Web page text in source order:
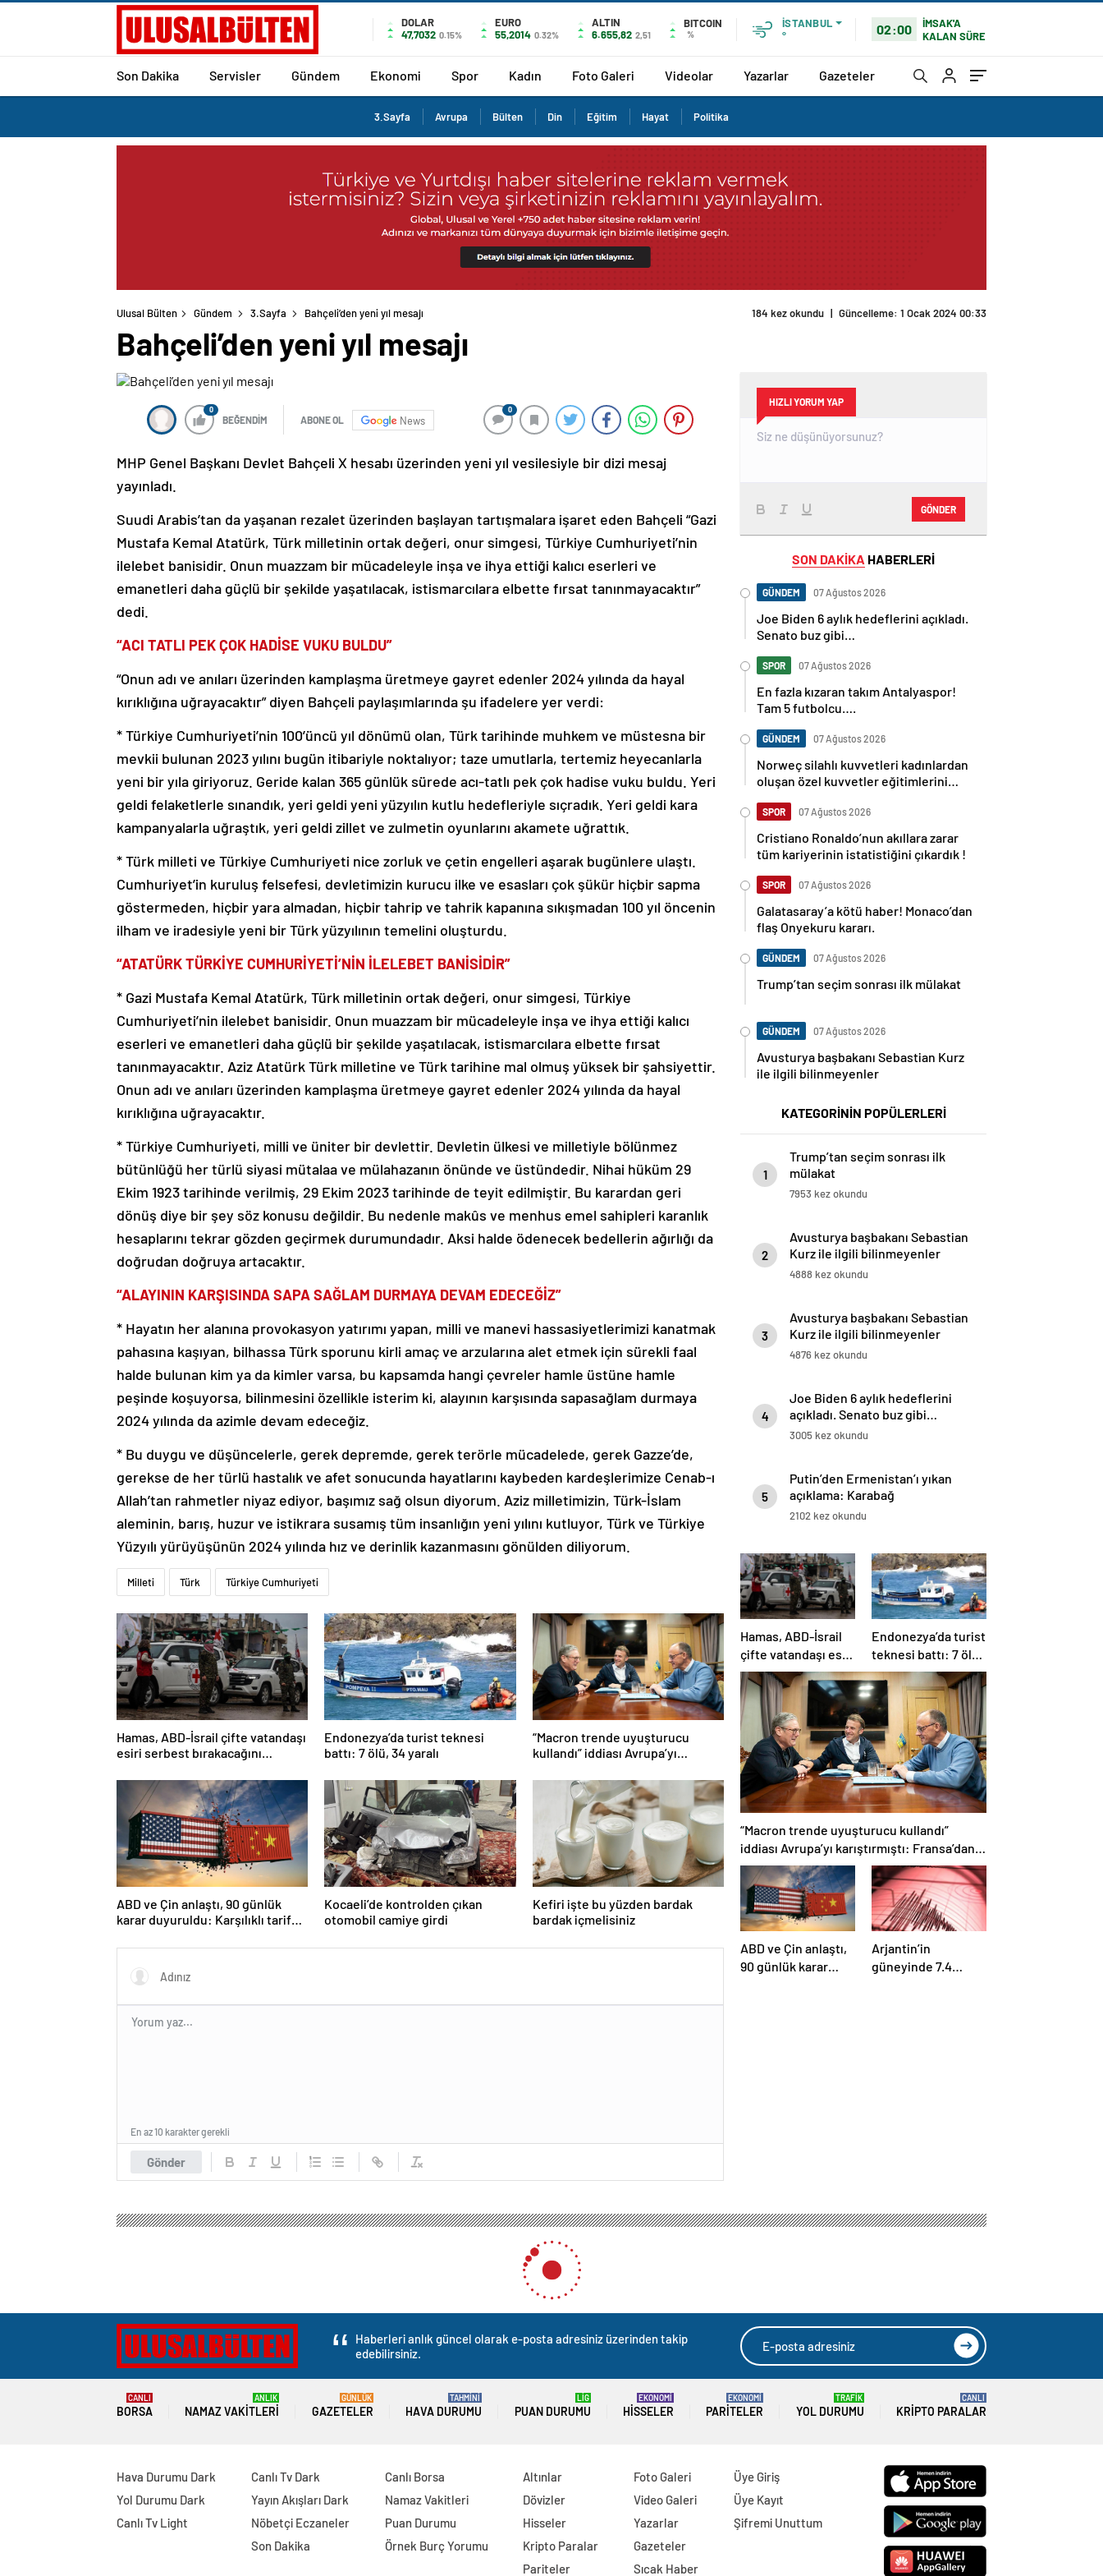
DOLAR
47,7032 0.15%
EURO
55,2014 0.32%
ALTIN
6.655,82 2,51
BITCOIN
%
İSTANBUL
°
02:00
İMSAK'A
KALAN SÜRE
Son Dakika Servisler Gündem Ekonomi Spor Kadın Foto Galeri Videolar Yazarlar Gazeteler
3.Sayfa Avrupa Bülten Din Eğitim Hayat Politika
Ulusal Bülten Gündem 3.Sayfa Bahçeli’den yeni yıl mesajı 184 kez okundu | Güncelleme: 1 Ocak 2024 00:33
Bahçeli’den yeni yıl mesajı
0
BEĞENDİM ABONE OL News
0
MHP Genel Başkanı Devlet Bahçeli X hesabı üzerinden yeni yıl vesilesiyle bir dizi mesaj
yayınladı.
Suudi Arabis’tan da yaşanan rezalet üzerinden başlayan tartışmalara işaret eden Bahçeli “Gazi
Mustafa Kemal Atatürk, Türk milletinin ortak değeri, onur simgesi, Türkiye Cumhuriyeti’nin
ilelebet banisidir. Onun muazzam bir mücadeleyle inşa ve ihya ettiği kalıcı eserleri ve
emanetleri daha güçlü bir şekilde yaşatılacak, istismarcılara elbette fırsat tanınmayacaktır”
dedi.
“ACI TATLI PEK ÇOK HADİSE VUKU BULDU”
“Onun adı ve anıları üzerinden kamplaşma üretmeye gayret edenler 2024 yılında da hayal
kırıklığına uğrayacaktır” diyen Bahçeli paylaşımlarında şu ifadelere yer verdi:
* Türkiye Cumhuriyeti’nin 100’üncü yıl dönümü olan, Türk tarihinde muhkem ve müstesna bir
mevkii bulunan 2023 yılını bugün itibariyle noktalıyor; taze umutlarla, tertemiz heyecanlarla
yeni bir yıla giriyoruz. Geride kalan 365 günlük sürede acı-tatlı pek çok hadise vuku buldu. Yeri
geldi felaketlerle sınandık, yeri geldi yeni yüzyılın kutlu hedefleriyle sıçradık. Yeri geldi kara
kampanyalarla uğraştık, yeri geldi zillet ve zulmetin oyunlarını akamete uğrattık.
* Türk milleti ve Türkiye Cumhuriyeti nice zorluk ve çetin engelleri aşarak bugünlere ulaştı.
Cumhuriyet’in kuruluş felsefesi, devletimizin kurucu ilke ve esasları çok şükür hiçbir sapma
göstermeden, hiçbir yara almadan, hiçbir tahrip ve tahrik kapanına sıkışmadan 100 yıl öncenin
ilham ve iradesiyle yeni bir Türk yüzyılının temelini oluşturdu.
“ATATÜRK TÜRKİYE CUMHURİYETİ’NİN İLELEBET BANİSİDİR”
* Gazi Mustafa Kemal Atatürk, Türk milletinin ortak değeri, onur simgesi, Türkiye
Cumhuriyeti’nin ilelebet banisidir. Onun muazzam bir mücadeleyle inşa ve ihya ettiği kalıcı
eserleri ve emanetleri daha güçlü bir şekilde yaşatılacak, istismarcılara elbette fırsat
tanınmayacaktır. Aziz Atatürk Türk milletine ve Türk tarihine mal olmuş yüksek bir şahsiyettir.
Onun adı ve anıları üzerinden kamplaşma üretmeye gayret edenler 2024 yılında da hayal
kırıklığına uğrayacaktır.
* Türkiye Cumhuriyeti, milli ve üniter bir devlettir. Devletin ülkesi ve milletiyle bölünmez
bütünlüğü her türlü siyasi mütalaa ve mülahazanın önünde ve üstündedir. Nihai hüküm 29
Ekim 1923 tarihinde verilmiş, 29 Ekim 2023 tarihinde de teyit edilmiştir. Bu karardan geri
dönüş diye bir şey söz konusu değildir. Bu nedenle makûs ve menhus emel sahipleri karanlık
hesaplarını tekrar gözden geçirmek durumundadır. Aksi halde ödenecek bedellerin ağırlığı da
doğrudan doğruya artacaktır.
“ALAYININ KARŞISINDA SAPA SAĞLAM DURMAYA DEVAM EDECEĞİZ”
* Hayatın her alanına provokasyon yatırımı yapan, milli ve manevi hassasiyetlerimizi kanatmak
pahasına kaşıyan, bilhassa Türk sporunu kirli amaç ve arzularına alet etmek için sürekli faal
halde bulunan kim ya da kimler varsa, bu kapsamda hangi çevreler hamle üstüne hamle
peşinde koşuyorsa, bilinmesini özellikle isterim ki, alayının karşısında sapasağlam durmaya
2024 yılında da azimle devam edeceğiz.
* Bu duygu ve düşüncelerle, gerek depremde, gerek terörle mücadelede, gerek Gazze’de,
gerekse de her türlü hastalık ve afet sonucunda hayatlarını kaybeden kardeşlerimize Cenab-ı
Allah’tan rahmetler niyaz ediyor, başımız sağ olsun diyorum. Aziz milletimizin, Türk-İslam
aleminin, barış, huzur ve istikrara susamış tüm insanlığın yeni yılını kutluyor, Türk ve Türkiye
Yüzyılı yürüyüşünün 2024 yılında hız ve derinlik kazanmasını gönülden diliyorum.
Milleti Türk Türkiye Cumhuriyeti
Hamas, ABD-İsrail çifte vatandaşı
esiri serbest bırakacağını
Endonezya’da turist teknesi
battı: 7 ölü, 34 yaralı
“Macron trende uyuşturucu
kullandı” iddiası Avrupa’yı
“peçeteli” yalanlama geldi!
ABD ve Çin anlaştı, 90 günlük
karar duyuruldu: Karşılıklı tarife
Kocaeli’de kontrolden çıkan
otomobil camiye girdi
Kefiri işte bu yüzden bardak
bardak içmelisiniz
Gönder
En az 10 karakter gerekli
HIZLI YORUM YAP
GÖNDER
SON DAKİKA HABERLERİ
GÜNDEM 07 Ağustos 2026
Joe Biden 6 aylık hedeflerini açıkladı.
Senato buz gibi…
SPOR 07 Ağustos 2026
En fazla kızaran takım Antalyaspor!
Tam 5 futbolcu….
GÜNDEM 07 Ağustos 2026
Norweç silahlı kuvvetleri kadınlardan
oluşan özel kuvvetler eğitimlerini
SPOR 07 Ağustos 2026
Cristiano Ronaldo’nun akıllara zarar
tüm kariyerinin istatistiğini çıkardık !
SPOR 07 Ağustos 2026
Galatasaray’a kötü haber! Monaco’dan
flaş Onyekuru kararı.
GÜNDEM 07 Ağustos 2026
Trump’tan seçim sonrası ilk mülakat
GÜNDEM 07 Ağustos 2026
Avusturya başbakanı Sebastian Kurz
ile ilgili bilinmeyenler
KATEGORİNİN POPÜLERLERİ
1
Trump’tan seçim sonrası ilk
mülakat
7953 kez okundu
2
Avusturya başbakanı Sebastian
Kurz ile ilgili bilinmeyenler
4888 kez okundu
3
Avusturya başbakanı Sebastian
Kurz ile ilgili bilinmeyenler
4876 kez okundu
4
Joe Biden 6 aylık hedeflerini
açıkladı. Senato buz gibi…
3005 kez okundu
5
Putin’den Ermenistan’ı yıkan
açıklama: Karabağ
Azerbaycan’ın ayrılmaz bir
2102 kez okundu
Hamas, ABD-İsrail
çifte vatandaşı esiri
serbest
bırakacağını
duyurdu
Endonezya’da turist
teknesi battı: 7 ölü,
34 yaralı
“Macron trende uyuşturucu kullandı”
iddiası Avrupa’yı karıştırmıştı: Fransa’dan
“peçeteli” yalanlama geldi!
ABD ve Çin anlaştı,
90 günlük karar
Arjantin’in
güneyinde 7.4
Haberleri anlık güncel olarak e-posta adresiniz üzerinden takip
edebilirsiniz.
BORSA
CANLI
NAMAZ VAKITLERI
ANLIK
GAZETELER
GÜNLÜK
HAVA DURUMU
TAHMİNİ
PUAN DURUMU
LİG
HISSELER
EKONOMİ
PARITELER
EKONOMİ
YOL DURUMU
TRAFİK
KRIPTO PARALAR
CANLI
Hava Durumu Dark
Yol Durumu Dark
Canlı Tv Light
Canlı Tv Dark
Yayın Akışları Dark
Nöbetçi Eczaneler
Son Dakika
Canlı Borsa
Namaz Vakitleri
Puan Durumu
Örnek Burç Yorumu
Altınlar
Dövizler
Hisseler
Kripto Paralar
Pariteler
Foto Galeri
Video Galeri
Yazarlar
Gazeteler
Sıcak Haber
Üye Giriş
Üye Kayıt
Şifremi Unuttum